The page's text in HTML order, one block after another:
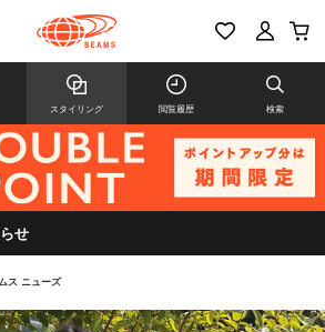
スタイリング 閲覧履歴 検索
せ
ス ニューズ